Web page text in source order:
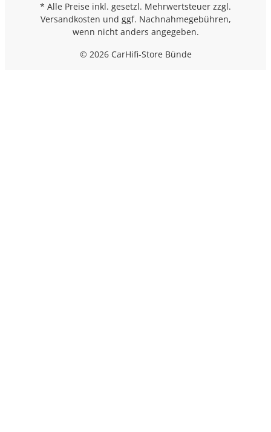
* Alle Preise inkl. gesetzl. Mehrwertsteuer zzgl.
Versandkosten und ggf. Nachnahmegebühren,
wenn nicht anders angegeben.
© 2026 CarHifi-Store Bünde